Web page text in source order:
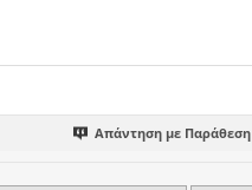
Απάντηση με Παράθεση